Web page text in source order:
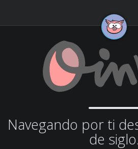
Navegando por ti
de siglo.